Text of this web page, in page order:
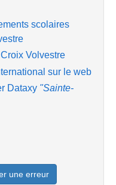
scolaires
Volvestre
sur le web
Dataxy "Sainte-
une erreur